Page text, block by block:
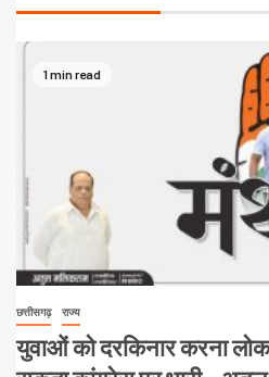
1 min read
छत्तीसगढ़ राज्य
युवाओं को दरकिनार करना